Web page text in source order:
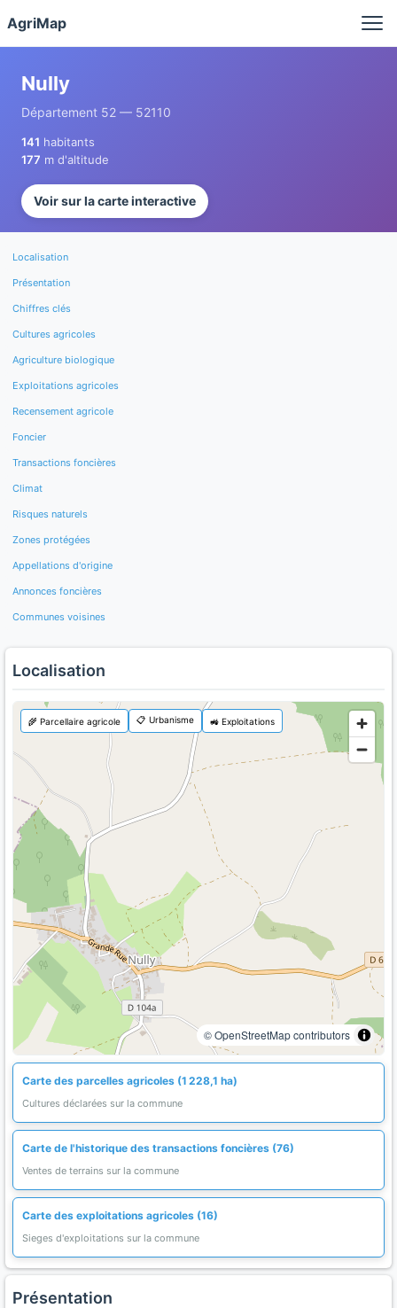
AgriMap
Nully
Département 52 — 52110
141 habitants
177 m d'altitude
Voir sur la carte interactive
Localisation
Présentation
Chiffres clés
Cultures agricoles
Agriculture biologique
Exploitations agricoles
Recensement agricole
Foncier
Transactions foncières
Climat
Risques naturels
Zones protégées
Appellations d'origine
Annonces foncières
Communes voisines
Localisation
© OpenStreetMap contributors
🌾 Parcellaire agricole 📋 Urbanisme 🚜 Exploitations
Carte des parcelles agricoles (1 228,1 ha)
Cultures déclarées sur la commune
Carte de l'historique des transactions foncières (76)
Ventes de terrains sur la commune
Carte des exploitations agricoles (16)
Sieges d'exploitations sur la commune
Présentation